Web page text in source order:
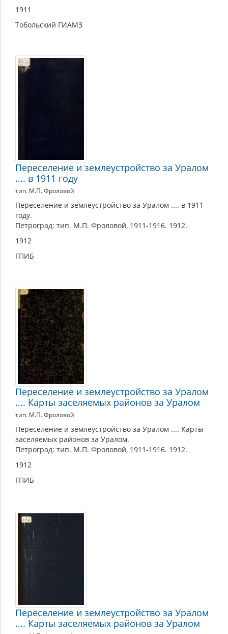
1911
Тобольский ГИАМЗ
Переселение и землеустройство за Уралом
.... в 1911 году
тип. М.П. Фроловой
Переселение и землеустройство за Уралом .... в 1911
году.
Петроград: тип. М.П. Фроловой, 1911-1916. 1912.
1912
ГПИБ
Переселение и землеустройство за Уралом
.... Карты заселяемых районов за Уралом
тип. М.П. Фроловой
Переселение и землеустройство за Уралом .... Карты
заселяемых районов за Уралом.
Петроград: тип. М.П. Фроловой, 1911-1916. 1912.
1912
ГПИБ
Переселение и землеустройство за Уралом
.... Карты заселяемых районов за Уралом